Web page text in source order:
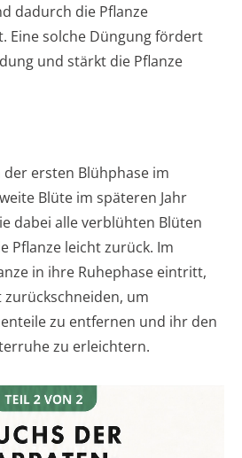
dadurch die Pflanze
Eine solche Düngung fördert
und stärkt die Pflanze
der ersten Blühphase im
Blüte im späteren Jahr
dabei alle verblühten Blüten
Pflanze leicht zurück. Im
in ihre Ruhephase eintritt,
um
zu entfernen und ihr den
zu erleichtern.